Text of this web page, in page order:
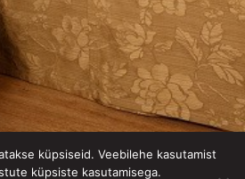
Kreuzwaldi hotell - numbrituba
küpsiseid. Veebilehe kasutamist
küpsiste kasutamisega.